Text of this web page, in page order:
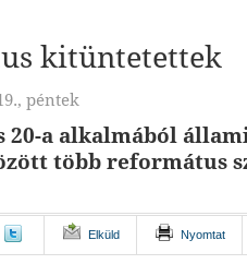
kitüntetettek
péntek
20-a alkalmából
több református
Elküld Nyomtat